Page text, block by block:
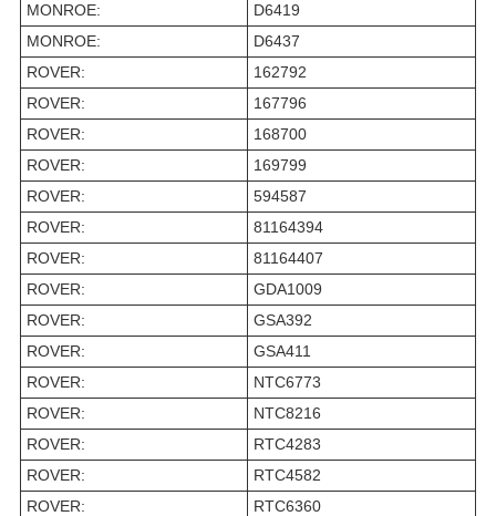
MONROE:
D6419
MONROE:
D6437
ROVER:
162792
ROVER:
167796
ROVER:
168700
ROVER:
169799
ROVER:
594587
ROVER:
81164394
ROVER:
81164407
ROVER:
GDA1009
ROVER:
GSA392
ROVER:
GSA411
ROVER:
NTC6773
ROVER:
NTC8216
ROVER:
RTC4283
ROVER:
RTC4582
ROVER:
RTC6360